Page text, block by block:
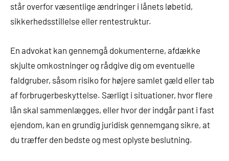
står overfor væsentlige ændringer i lånets løbetid,
sikkerhedsstillelse eller rentestruktur.
En advokat kan gennemgå dokumenterne, afdække
skjulte omkostninger og rådgive dig om eventuelle
faldgruber, såsom risiko for højere samlet gæld eller tab
af forbrugerbeskyttelse. Særligt i situationer, hvor flere
lån skal sammenlægges, eller hvor der indgår pant i fast
ejendom, kan en grundig juridisk gennemgang sikre, at
du træffer den bedste og mest oplyste beslutning.